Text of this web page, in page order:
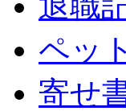
ペッ
寄せ